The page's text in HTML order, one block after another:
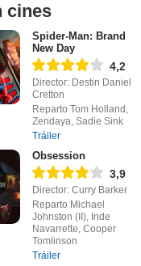
cines
Spider-Man: Brand
New Day
4,2
Director: Destin Daniel
Cretton
Reparto Tom Holland,
Zendaya, Sadie Sink
Tráiler
Obsession
3,9
Director: Curry Barker
Reparto Michael
Johnston (II), Inde
Navarrette, Cooper
Tomlinson
Tráiler